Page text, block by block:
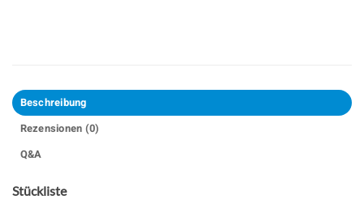
Beschreibung
Rezensionen (0)
Q&A
Stückliste